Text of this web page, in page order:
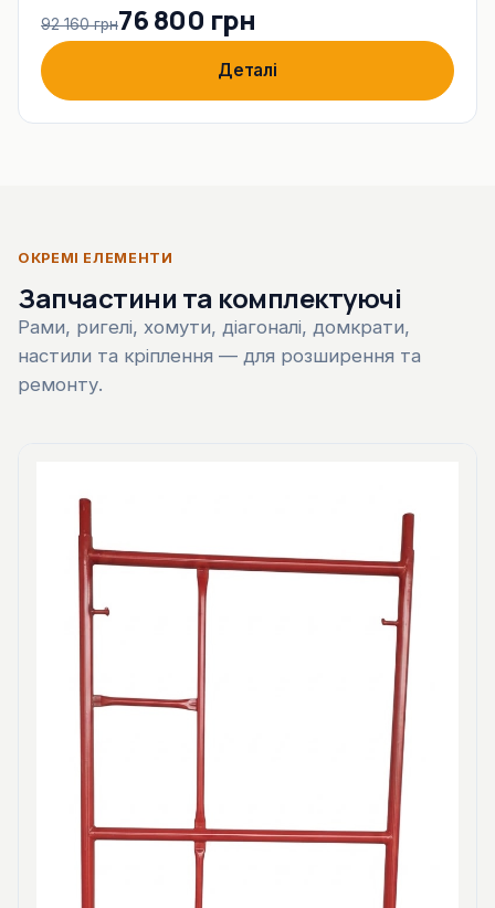
92 160 грн76 800 грн
Деталі
ОКРЕМІ ЕЛЕМЕНТИ
Запчастини та комплектуючі
Рами, ригелі, хомути, діагоналі, домкрати,
настили та кріплення — для розширення та
ремонту.